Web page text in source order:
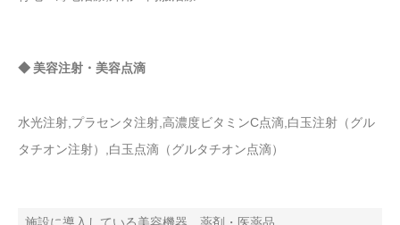
◆ 美容注射・美容点滴
水光注射,プラセンタ注射,高濃度ビタミンC点滴,白玉注射（グル
タチオン注射）,白玉点滴（グルタチオン点滴）